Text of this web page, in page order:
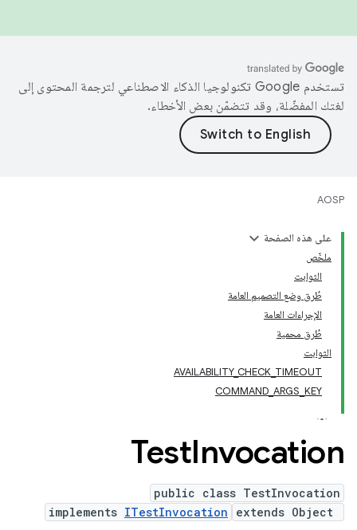
تستخدم Google تكنولوجيا الذكاء الاصطناعي لترجمة المحتوى إلى
لغتك المفضّلة، وقد تتضمّن بعض الأخطاء.
AOSP
على هذه الصفحة
ملخّص
الثوابت
طُرق وضع التصميم العامة
الإجراءات العامة
طُرق محمية
الثوابت
AVAILABILITY_CHECK_TIMEOUT
COMMAND_ARGS_KEY
TestInvocation
public class TestInvocation
extends Object
implements ITestInvocation